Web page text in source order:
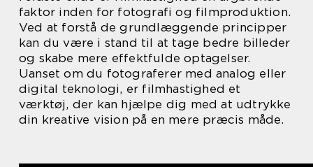
faktor inden for fotografi og filmproduktion.
Ved at forstå de grundlæggende principper
kan du være i stand til at tage bedre billeder
og skabe mere effektfulde optagelser.
Uanset om du fotograferer med analog eller
digital teknologi, er filmhastighed et
værktøj, der kan hjælpe dig med at udtrykke
din kreative vision på en mere præcis måde.